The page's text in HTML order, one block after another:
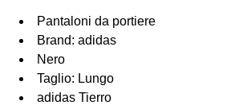
Pantaloni da portiere
Brand: adidas
Nero
Taglio: Lungo
adidas Tierro